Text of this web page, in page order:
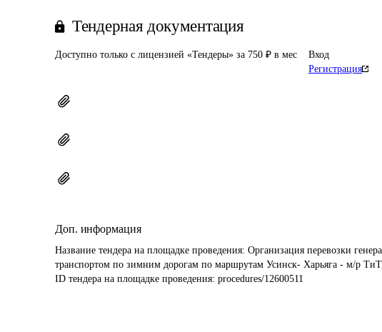
Тендерная документация
Доступно только с лицензией «Тендеры» за 750 ₽ в мес
Вход
Регистрация
Доп. информация
Название тендера на площадке проведения: Организация перевозки
транспортом по зимним дорогам по маршрутам Усинск- Харьяга - м/р
ID тендера на площадке проведения: procedures/12600511